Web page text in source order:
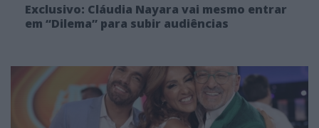
Exclusivo: Cláudia Nayara vai mesmo entrar
em “Dilema” para subir audiências